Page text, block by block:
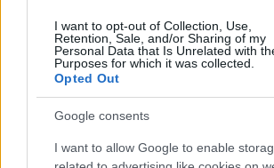
I want to opt-out of Collection, Use,
Retention, Sale, and/or Sharing of my
Personal Data that Is Unrelated with
Purposes for which it was collected.
Opted Out
Google consents
I want to allow Google to enable
Ήδη, οι βροχοπτώσεις από τα μέσα
«μπορούν να μετριάσουν τις
παρότι «σε ορισμένες περιοχές,
προκάλεσαν ζημιές και μπορεί να
ευεργετικά αποτελέσματα».